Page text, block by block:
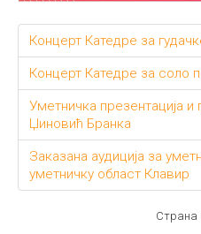
Концерт Катедре за
Концерт Катедре за соло
Уметничка презентација
Џиновић Бранка
Заказана аудиција за
уметничку област Клавир
Страна